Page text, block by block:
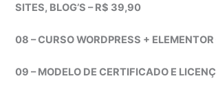
SITES, BLOG’S – R$ 39,90
08 – CURSO WORDPRESS +
09 – MODELO DE CERTIFICADO E